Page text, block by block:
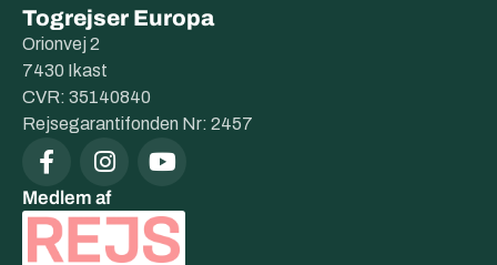
Togrejser Europa
Orionvej 2
7430 Ikast
CVR: 35140840
Rejsegarantifonden Nr: 2457
Medlem af